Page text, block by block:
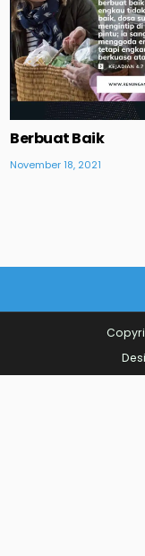
Berbuat Baik
November 18, 2021